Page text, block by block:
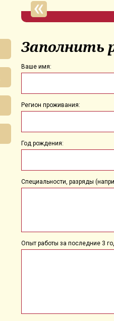
Заполнить
Ваше имя:
Регион проживания:
Год рождения:
Специальности, разряды
Опыт работы за последние 3